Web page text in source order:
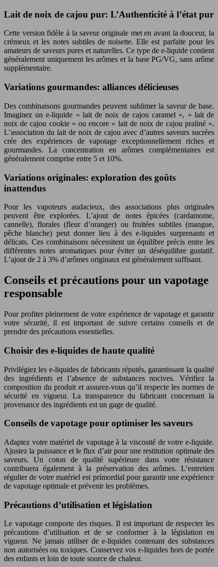
Lait de noix de cajou pur: L’Authenticité à l’état pur
Cette version fidèle à la saveur originale met en avant la douceur, la
crémeux et les notes subtiles de noisette. Elle est parfaite pour les
amateurs de saveurs pures et naturelles. Ce type de e-liquide contient
généralement uniquement les arômes et la base PG/VG, sans arôme
supplémentaire.
Variations gourmandes: alliances délicieuses
Des combinaisons gourmandes peuvent sublimer la saveur de base.
Imaginez un e-liquide « lait de noix de cajou caramel », « lait de
noix de cajou cookie » ou encore « lait de noix de cajou praliné ».
L’association du lait de noix de cajou avec d’autres saveurs sucrées
crée des expériences de vapotage exceptionnellement riches et
gourmandes. La concentration en arômes complémentaires est
généralement comprise entre 5 et 10%.
Variations originales: exploration des goûts
inattendus
Pour les vapoteurs audacieux, des associations plus originales
peuvent être explorées. L’ajout de notes épicées (cardamome,
cannelle), florales (fleur d’oranger) ou fruitées subtiles (mangue,
pêche blanche) peut donner lieu à des e-liquides surprenants et
délicats. Ces combinaisons nécessitent un équilibre précis entre les
différentes notes aromatiques pour éviter un déséquilibre gustatif.
L’ajout de 2 à 3% d’arômes originaux est généralement suffisant.
Conseils et précautions pour un vapotage
responsable
Pour profiter pleinement de votre expérience de vapotage et garantir
votre sécurité, il est important de suivre certains conseils et de
prendre des précautions essentielles.
Choisir des e-liquides de haute qualité
Privilégiez les e-liquides de fabricants réputés, garantissant la qualité
des ingrédients et l’absence de substances nocives. Vérifiez la
composition du produit et assurez-vous qu’il respecte les normes de
sécurité en vigueur. La transparence du fabricant concernant la
provenance des ingrédients est un gage de qualité.
Conseils de vapotage pour optimiser les saveurs
Adaptez votre matériel de vapotage à la viscosité de votre e-liquide.
Ajustez la puissance et le flux d’air pour une restitution optimale des
saveurs. Un coton de qualité supérieure dans votre résistance
contribuera également à la préservation des arômes. L’entretien
régulier de votre matériel est primordial pour garantir une expérience
de vapotage optimale et prévenir les problèmes.
Précautions d’utilisation et législation
Le vapotage comporte des risques. Il est important de respecter les
précautions d’utilisation et de se conformer à la législation en
vigueur. Ne jamais utiliser de e-liquides contenant des substances
non autorisées ou toxiques. Conservez vos e-liquides hors de portée
des enfants et loin de toute source de chaleur.